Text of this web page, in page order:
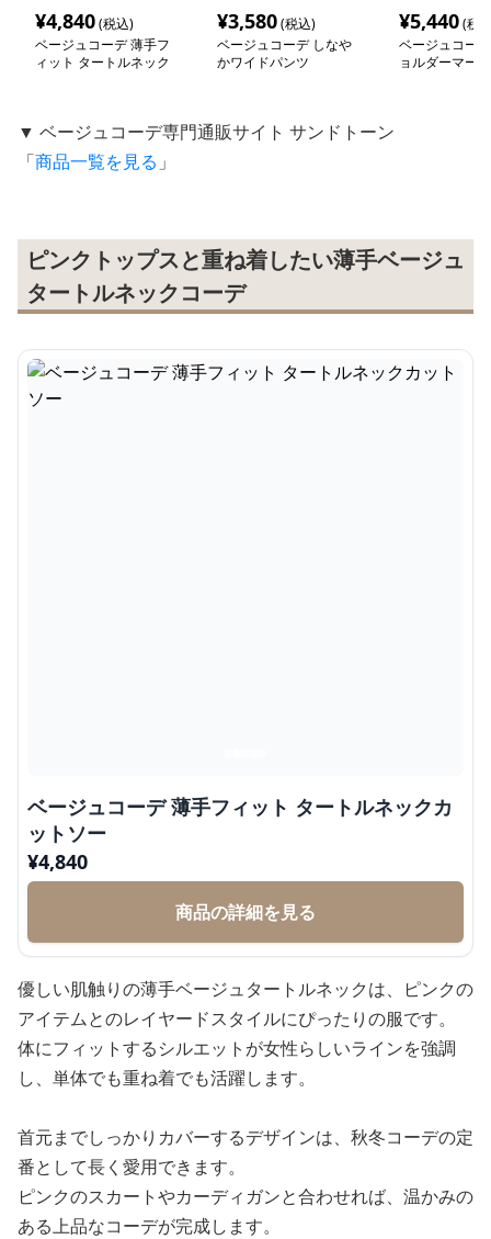
¥4,840(税込)
ベージュコーデ 薄手フ
ィット タートルネック
¥3,580(税込)
ベージュコーデ しなや
かワイドパンツ
¥5,440(税
ベージュコー
ョルダーマー
▼ ベージュコーデ専門通販サイト サンドトーン
「商品一覧を見る 」
ピンクトップスと重ね着したい薄手ベージュ
タートルネックコーデ
ベージュコーデ 薄手フィット タートルネックカ
ットソー
¥4,840
商品の詳細を見る
優しい肌触りの薄手ベージュタートルネックは、ピンクの
アイテムとのレイヤードスタイルにぴったりの服です。
体にフィットするシルエットが女性らしいラインを強調
し、単体でも重ね着でも活躍します。
首元までしっかりカバーするデザインは、秋冬コーデの定
番として長く愛用できます。
ピンクのスカートやカーディガンと合わせれば、温かみの
ある上品なコーデが完成します。